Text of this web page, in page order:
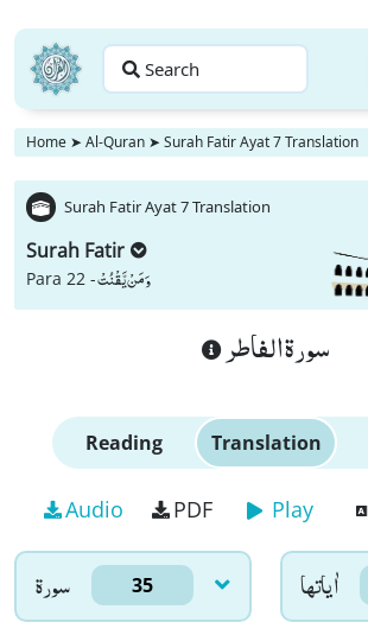
Search
Home ➤ Al-Quran ➤ Surah Fatir Ayat 7 Translation
Surah Fatir Ayat 7 Translation
Surah Fatir
Para 22 -وَ مَنْ یَّقْنُتْ
سورة الفاطر
Reading Translation
Audio PDF Play
سورۃ 35 اٰياتها